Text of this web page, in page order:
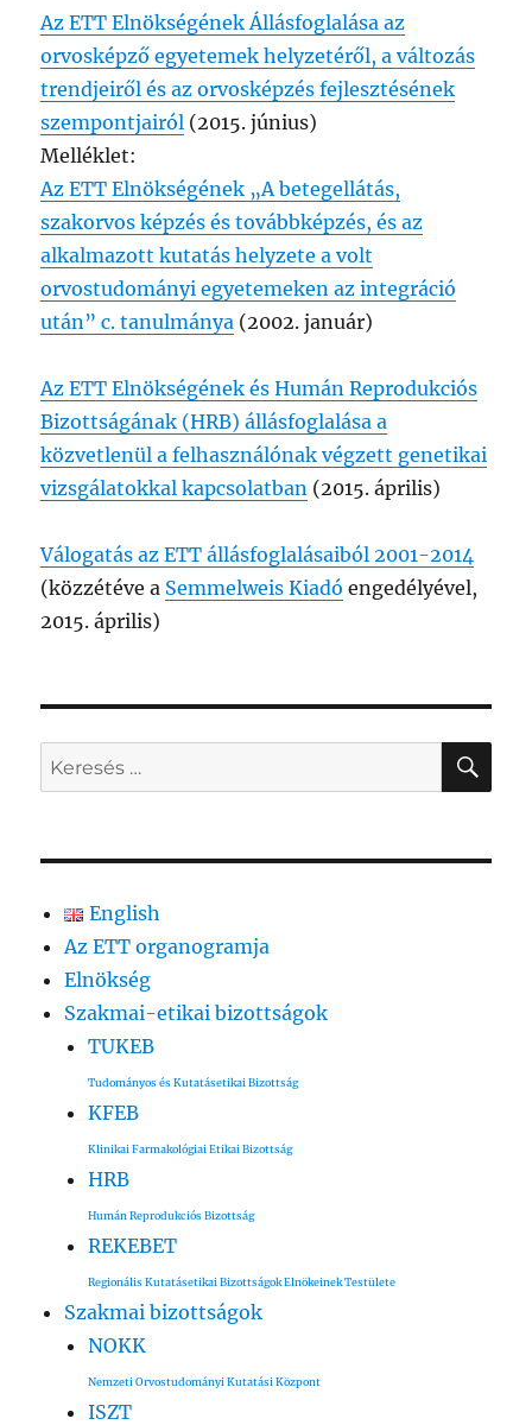
Az ETT Elnökségének Állásfoglalása az
orvosképző egyetemek helyzetéről, a változás
trendjeiről és az orvosképzés fejlesztésének
szempontjairól (2015. június)
Melléklet:
Az ETT Elnökségének „A betegellátás,
szakorvos képzés és továbbképzés, és az
alkalmazott kutatás helyzete a volt
orvostudományi egyetemeken az integráció
után” c. tanulmánya (2002. január)
Az ETT Elnökségének és Humán Reprodukciós
Bizottságának (HRB) állásfoglalása a
közvetlenül a felhasználónak végzett genetikai
vizsgálatokkal kapcsolatban (2015. április)
Válogatás az ETT állásfoglalásaiból 2001-2014
(közzétéve a Semmelweis Kiadó engedélyével,
2015. április)
Keresés
a
kifejezésre:
English
Az ETT organogramja
Elnökség
Szakmai-etikai bizottságok
TUKEB
Tudományos és Kutatásetikai Bizottság
KFEB
Klinikai Farmakológiai Etikai Bizottság
HRB
Humán Reprodukciós Bizottság
REKEBET
Regionális Kutatásetikai Bizottságok Elnökeinek Testülete
Szakmai bizottságok
NOKK
Nemzeti Orvostudományi Kutatási Központ
ISZT